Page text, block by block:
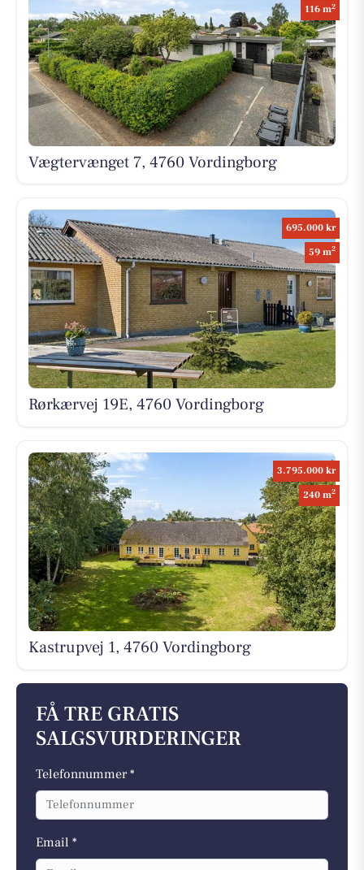
116 m2
Vægtervænget 7, 4760 Vordingborg
695.000 kr
59 m2
Rørkærvej 19E, 4760 Vordingborg
3.795.000 kr
240 m2
Kastrupvej 1, 4760 Vordingborg
FÅ TRE GRATIS
SALGSVURDERINGER
Telefonnummer *
Email *